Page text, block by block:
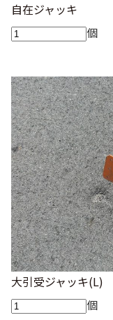
自在ジャッキ
個
大引受ジャッキ(L)
個